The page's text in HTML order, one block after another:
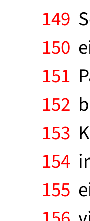
149
150
151
152
153
154
155